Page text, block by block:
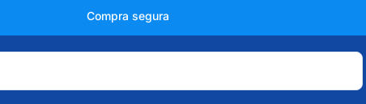
+150 mil avaliações